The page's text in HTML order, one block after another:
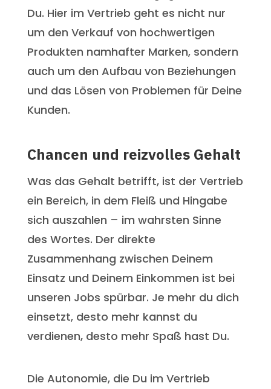
Du. Hier im Vertrieb geht es nicht nur
um den Verkauf von hochwertigen
Produkten namhafter Marken, sondern
auch um den Aufbau von Beziehungen
und das Lösen von Problemen für Deine
Kunden.
Chancen und reizvolles Gehalt
Was das Gehalt betrifft, ist der Vertrieb
ein Bereich, in dem Fleiß und Hingabe
sich auszahlen – im wahrsten Sinne
des Wortes. Der direkte
Zusammenhang zwischen Deinem
Einsatz und Deinem Einkommen ist bei
unseren Jobs spürbar. Je mehr du dich
einsetzt, desto mehr kannst du
verdienen, desto mehr Spaß hast Du.
Die Autonomie, die Du im Vertrieb